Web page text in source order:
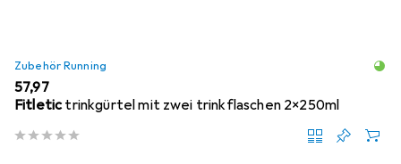
Zubehör Running
EUR
57,97
Fitletictrinkgürtel mit zwei trinkflaschen 2x250ml